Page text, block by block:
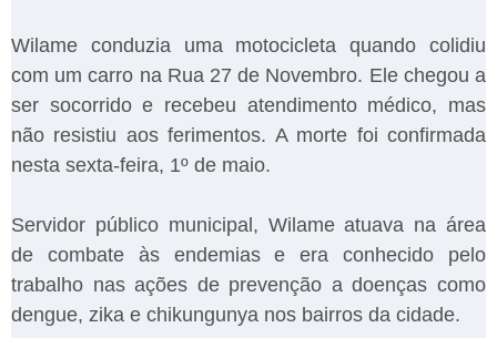
Wilame conduzia uma motocicleta quando colidiu
com um carro na Rua 27 de Novembro. Ele chegou a
ser socorrido e recebeu atendimento médico, mas
não resistiu aos ferimentos. A morte foi confirmada
nesta sexta-feira, 1º de maio.
Servidor público municipal, Wilame atuava na área
de combate às endemias e era conhecido pelo
trabalho nas ações de prevenção a doenças como
dengue, zika e chikungunya nos bairros da cidade.